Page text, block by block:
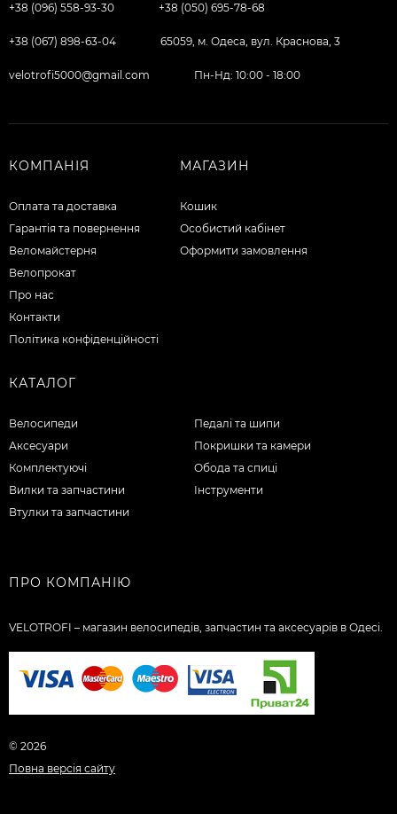
+38 (096) 558-93-30 +38 (050) 695-78-68
+38 (067) 898-63-04 65059, м. Одеса, вул. Краснова, 3
velotrofi5000@gmail.com Пн-Нд: 10:00 - 18:00
КОМПАНІЯ
Оплата та доставка
Гарантія та повернення
Веломайстерня
Велопрокат
Про нас
Контакти
Політика конфіденційності
МАГАЗИН
Кошик
Особистий кабінет
Оформити замовлення
КАТАЛОГ
Велосипеди
Аксесуари
Комплектуючі
Вилки та запчастини
Втулки та запчастини
Педалі та шипи
Покришки та камери
Обода та спиці
Інструменти
ПРО КОМПАНІЮ
VELOTROFI – магазин велосипедів, запчастин та аксесуарів в Одесі.
© 2026
Повна версія сайту